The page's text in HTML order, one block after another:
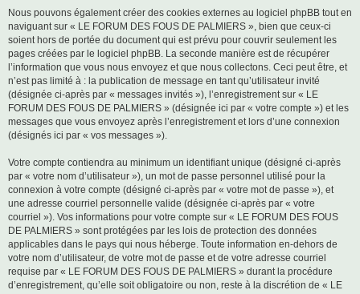
Nous pouvons également créer des cookies externes au logiciel phpBB tout en
naviguant sur « LE FORUM DES FOUS DE PALMIERS », bien que ceux-ci
soient hors de portée du document qui est prévu pour couvrir seulement les
pages créées par le logiciel phpBB. La seconde manière est de récupérer
l’information que vous nous envoyez et que nous collectons. Ceci peut être, et
n’est pas limité à : la publication de message en tant qu’utilisateur invité
(désignée ci-après par « messages invités »), l’enregistrement sur « LE
FORUM DES FOUS DE PALMIERS » (désignée ici par « votre compte ») et les
messages que vous envoyez après l’enregistrement et lors d’une connexion
(désignés ici par « vos messages »).
Votre compte contiendra au minimum un identifiant unique (désigné ci-après
par « votre nom d’utilisateur »), un mot de passe personnel utilisé pour la
connexion à votre compte (désigné ci-après par « votre mot de passe »), et
une adresse courriel personnelle valide (désignée ci-après par « votre
courriel »). Vos informations pour votre compte sur « LE FORUM DES FOUS
DE PALMIERS » sont protégées par les lois de protection des données
applicables dans le pays qui nous héberge. Toute information en-dehors de
votre nom d’utilisateur, de votre mot de passe et de votre adresse courriel
requise par « LE FORUM DES FOUS DE PALMIERS » durant la procédure
d’enregistrement, qu’elle soit obligatoire ou non, reste à la discrétion de « LE